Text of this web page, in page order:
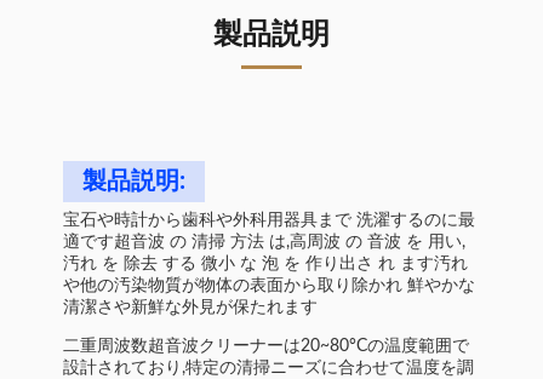
製品説明
製品説明:
宝石や時計から歯科や外科用器具まで 洗濯するのに最
適です超音波 の 清掃 方法 は,高周波 の 音波 を 用い,
汚れ を 除去 する 微小 な 泡 を 作り出さ れ ます汚れ
や他の汚染物質が物体の表面から取り除かれ 鮮やかな
清潔さや新鮮な外見が保たれます
二重周波数超音波クリーナーは20~80°Cの温度範囲で
設計されており,特定の清掃ニーズに合わせて温度を調